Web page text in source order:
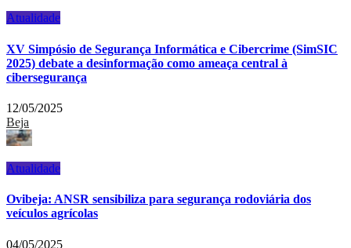
Atualidade
XV Simpósio de Segurança Informática e Cibercrime (SimSIC
2025) debate a desinformação como ameaça central à
cibersegurança
12/05/2025
Beja
Atualidade
Ovibeja: ANSR sensibiliza para segurança rodoviária dos
veículos agrícolas
04/05/2025